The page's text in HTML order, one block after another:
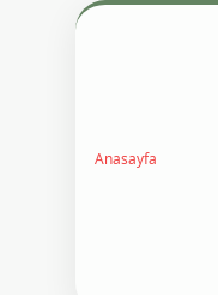
Anasayfa